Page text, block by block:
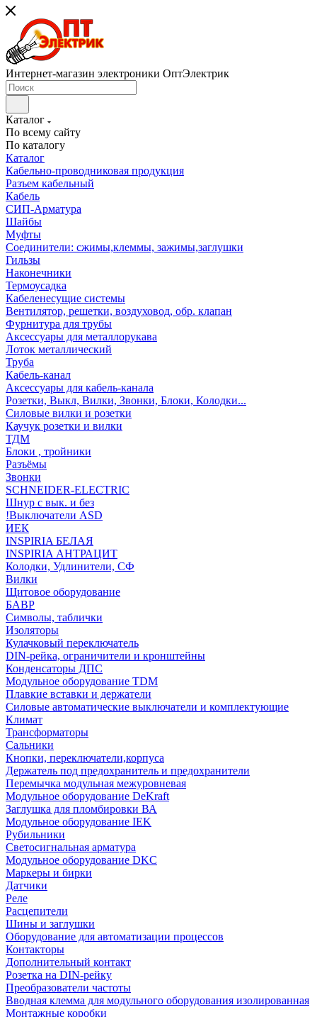
Интернет-магазин электроники ОптЭлектрик
Каталог
По всему сайту
По каталогу
Каталог
Кабельно-проводниковая продукция
Разъем кабельный
Кабель
СИП-Арматура
Шайбы
Муфты
Соединители: сжимы,клеммы, зажимы,заглушки
Гильзы
Наконечники
Термоусадка
Кабеленесущие системы
Вентилятор, решетки, воздуховод, обр. клапан
Фурнитура для трубы
Аксессуары для металлорукава
Лоток металлический
Труба
Кабель-канал
Аксессуары для кабель-канала
Розетки, Выкл, Вилки, Звонки, Блоки, Колодки...
Силовые вилки и розетки
Каучук розетки и вилки
ТДМ
Блоки , тройники
Разъёмы
Звонки
SCHNEIDER-ELECTRIC
Шнур с вык. и без
!Выключатели ASD
ИЕК
INSPIRIA БЕЛАЯ
INSPIRIA АНТРАЦИТ
Колодки, Удлинители, СФ
Вилки
Щитовое оборудование
БАВР
Символы, таблички
Изоляторы
Кулачковый переключатель
DIN-рейка, ограничители и кронштейны
Конденсаторы ДПС
Модульное оборудование TDM
Плавкие вставки и держатели
Силовые автоматические выключатели и комплектующие
Климат
Трансформаторы
Сальники
Кнопки, переключатели,корпуса
Держатель под предохранитель и предохранители
Перемычка модульная межуровневая
Модульное оборудование DeKraft
Заглушка для пломбировки ВА
Модульное оборудование IEK
Рубильники
Светосигнальная арматура
Модульное оборудование DKC
Маркеры и бирки
Датчики
Реле
Расцепители
Шины и заглушки
Оборудование для автоматизации процессов
Контакторы
Дополнительный контакт
Розетка на DIN-рейку
Преобразователи частоты
Вводная клемма для модульного оборудования изолированная
Монтажные коробки